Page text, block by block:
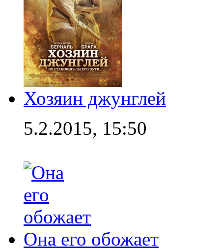
Хозяин джунглей
5.2.2015, 15:50
Она его обожает